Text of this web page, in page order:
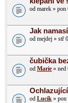
od marek » pon
Jak
od mejdej » stř
čubička
od Marie » ned
od Lucík » pon